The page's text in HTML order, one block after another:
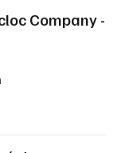
Company -